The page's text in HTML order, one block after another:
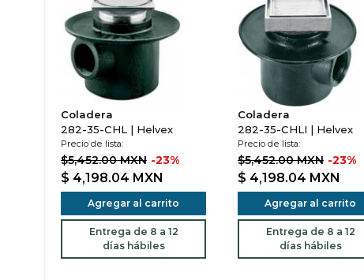
Coladera
282-35-CHL | Helvex
Precio de lista:
$5,452.00 MXN -23%
$ 4,198.04 MXN
Agregar al carrito
Entrega de 8 a 12
días hábiles
Coladera
282-35-CHLI | Helvex
Precio de lista:
$5,452.00 MXN -23%
$ 4,198.04 MXN
Agregar al carrito
Entrega de 8 a 12
días hábiles